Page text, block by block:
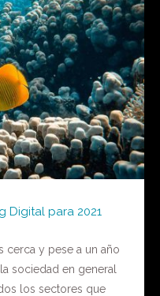
Digital para 2021
cerca y pese a un año
sociedad en general
los sectores que